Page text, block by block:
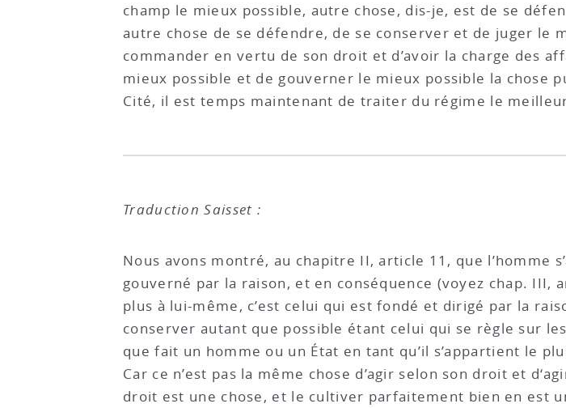
champ le mieux possible, autre chose, dis-je, est de se
autre chose de se défendre, de se conserver et de juger le
commander en vertu de son droit et d’avoir la charge des
mieux possible et de gouverner le mieux possible la chose
Cité, il est temps maintenant de traiter du régime le
Traduction Saisset :
Nous avons montré, au chapitre II, article 11, que l’homme
gouverné par la raison, et en conséquence (voyez chap. III,
plus à lui-même, c’est celui qui est fondé et dirigé par la
conserver autant que possible étant celui qui se règle sur
que fait un homme ou un État en tant qu’il s’appartient le
Car ce n’est pas la même chose d’agir selon son droit et
droit est une chose, et le cultiver parfaitement bien en est